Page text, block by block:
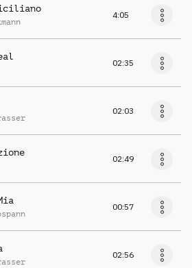
4:05
02:35
02:03
02:49
00:57
02:56